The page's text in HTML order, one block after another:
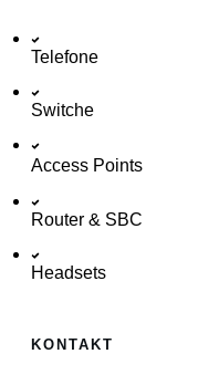
Telefone
Switche
Access Points
Router & SBC
Headsets
KONTAKT